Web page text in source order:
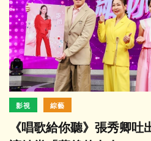
影視 綜藝
《唱歌給你聽》張秀卿